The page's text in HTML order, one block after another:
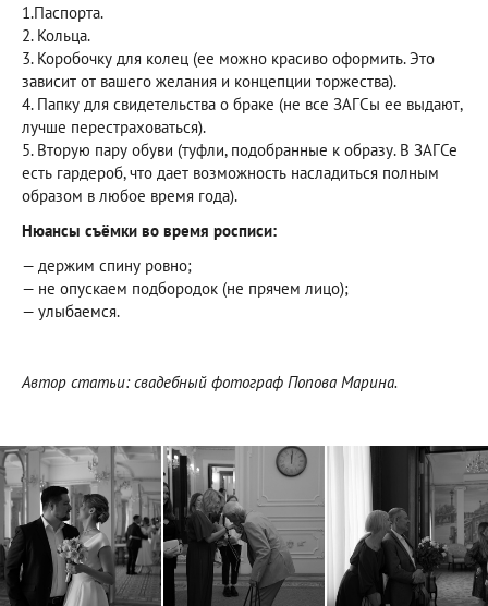
1.Паспорта.
2. Кольца.
3. Коробочку для колец (ее можно красиво оформить. Это
зависит от вашего желания и концепции торжества).
4. Папку для свидетельства о браке (не все ЗАГСы ее выдают,
лучше перестраховаться).
5. Вторую пару обуви (туфли, подобранные к образу. В ЗАГСе
есть гардероб, что дает возможность насладиться полным
образом в любое время года).
Нюансы съёмки во время росписи:
— держим спину ровно;
— не опускаем подбородок (не прячем лицо);
— улыбаемся.
Автор статьи: свадебный фотограф Попова Марина.